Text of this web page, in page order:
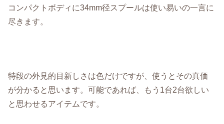
コンパクトボディに34mm径スプールは使い易いの一言に
尽きます。
特段の外見的目新しさは色だけですが、使うとその真価
が分かると思います。可能であれば、もう1台2台欲しい
と思わせるアイテムです。